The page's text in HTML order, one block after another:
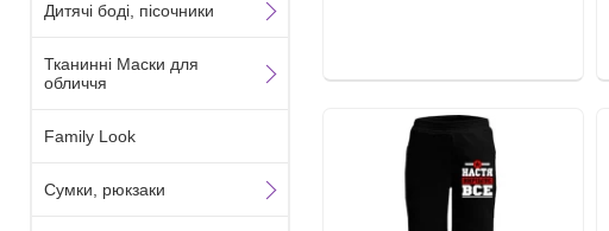
Дитячі боді, пісочники
Тканинні Маски для
обличчя
Family Look
Сумки, рюкзаки